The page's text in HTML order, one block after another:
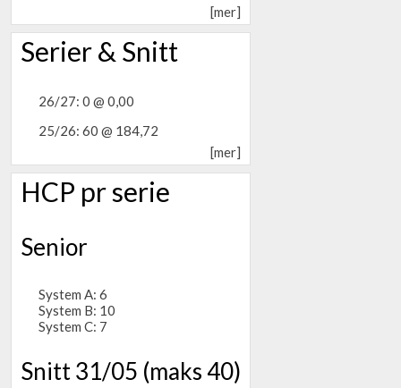
[mer]
Serier & Snitt
26/27: 0 @ 0,00
25/26: 60 @ 184,72
[mer]
HCP pr serie
Senior
System A: 6
System B: 10
System C: 7
Snitt 31/05 (maks 40)